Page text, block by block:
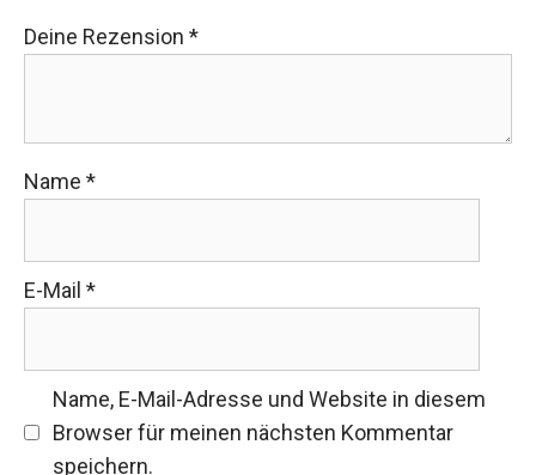
Deine Rezension *
Name *
E-Mail *
Name, E-Mail-Adresse und Website in diesem
Browser für meinen nächsten Kommentar
speichern.